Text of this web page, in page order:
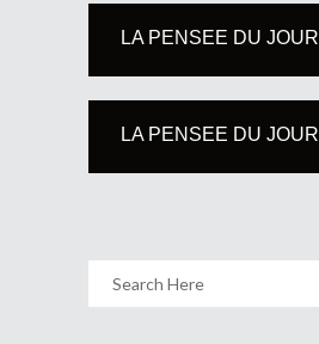
LA PENSEE DU JOUR
LA PENSEE DU JOUR